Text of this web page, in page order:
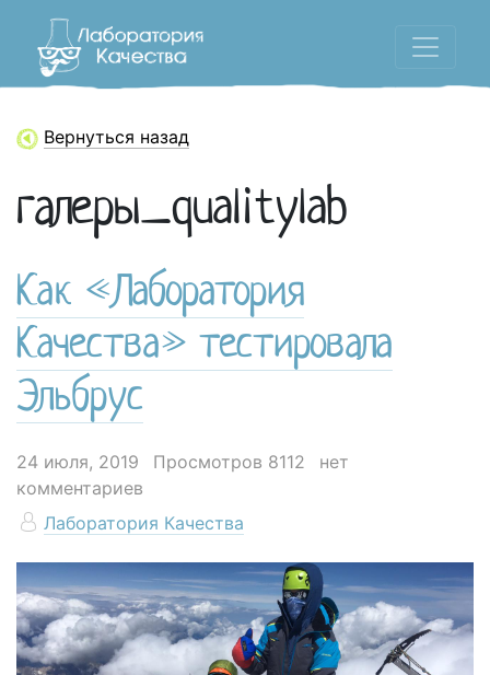
Вернуться назад
галеры_qualitylab
Как «Лаборатория
Качества» тестировала
Эльбрус
24 июля, 2019 Просмотров 8112
нет
комментариев
Лаборатория Качества